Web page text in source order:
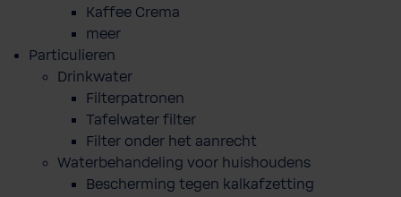
Kaffee Crema
meer
Particulieren
Drinkwater
Filterpatronen
Tafelwater filter
Filter onder het aanrecht
Waterbehandeling voor huishoudens
Bescherming tegen kalkafzetting